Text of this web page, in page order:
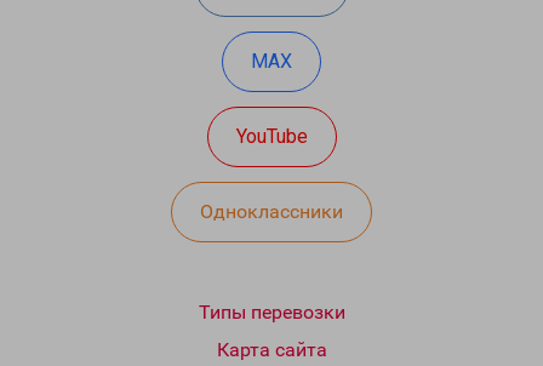
MAX
YouTube
Одноклассники
Типы перевозки
Карта сайта